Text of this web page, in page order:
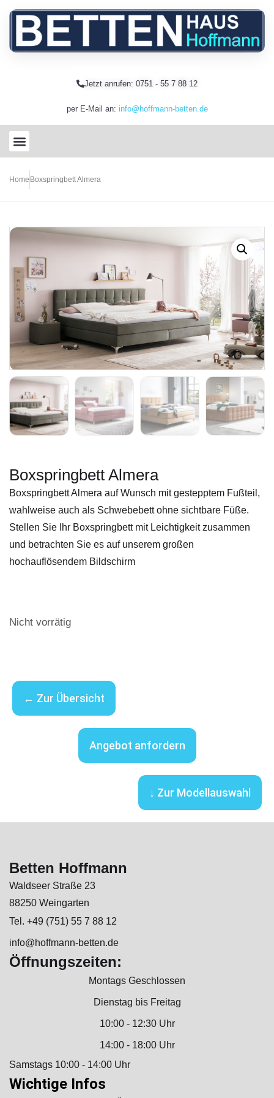
Jetzt anrufen: 0751 - 55 7 88 12
per E-Mail an: info@hoffmann-betten.de
Home Boxspringbett Almera
Boxspringbett Almera
Boxspringbett Almera auf Wunsch mit gestepptem Fußteil,
wahlweise auch als Schwebebett ohne sichtbare Füße.
Stellen Sie Ihr Boxspringbett mit Leichtigkeit zusammen
und betrachten Sie es auf unserem großen
hochauflösendem Bildschirm
Nicht vorrätig
← Zur Übersicht
Angebot anfordern
↓ Zur Modellauswahl
Betten Hoffmann
Waldseer Straße 23
88250 Weingarten
Tel. +49 (751) 55 7 88 12
info@hoffmann-betten.de
Öffnungszeiten:
Montags Geschlossen
Dienstag bis Freitag
10:00 - 12:30 Uhr
14:00 - 18:00 Uhr
Samstags 10:00 - 14:00 Uhr
Wichtige Infos